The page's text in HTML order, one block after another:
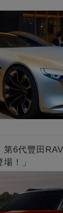
第6代豐田
！」